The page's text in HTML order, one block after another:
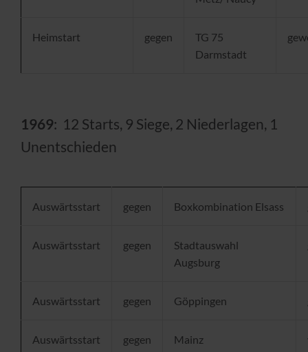
Heimstart gegen
TG 75
Darmstadt
1969: 12 Starts, 9 Siege, 2 Niederlagen, 1
Unentschieden
Auswärtsstart gegen Boxkombination Elsass
Auswärtsstart gegen
Stadtauswahl
Augsburg
Auswärtsstart gegen Göppingen
Auswärtsstart gegen Mainz